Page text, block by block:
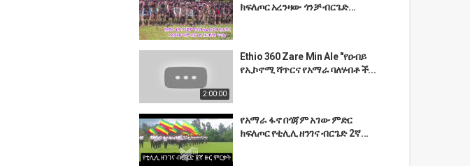
ክፍለጦር አረንዛው ጎንቻ ብርጌድ...
2:00:00
Ethio 360 Zare Min Ale "የዐብይ
የኢኮኖሚ ሻጥርና የአማራ ባለሃብቶች...
የአማራ ፋኖ በጎጃም አገው ምድር
ክፍለጦር የቲሊሊ ዘንገና ብርጌድ 2ኛ...